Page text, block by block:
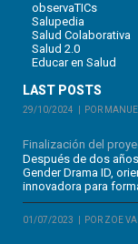
observaTICs
Salupedia
Salud Colaborativa
Salud 2.0
Educar en Salud
LAST POSTS
29/10/2024 POR
Finalización del
Después de dos
Gender Drama ID,
innovadora para
01/07/2023 POR ZOE